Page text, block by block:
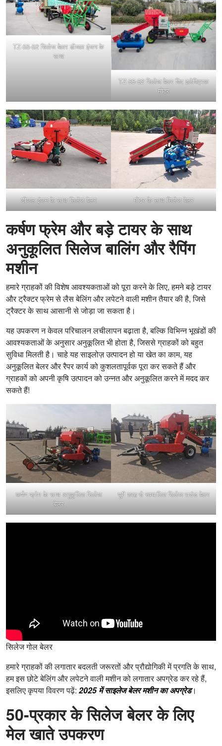
TZ-55-52 सिलेज बेलर डीजल इंजन के
साथ
TZ-55-52 सिलेज बेलर विद इलेक्ट्रिक
मोटर
डीजल इंजन के साथ सिलेज बेलर मोटर के साथ सिलेज बेलर
कर्षण फ्रेम और बड़े टायर के साथ
अनुकूलित सिलेज बालिंग और रैपिंग
मशीन
हमारे ग्राहकों की विशेष आवश्यकताओं को पूरा करने के लिए, हमने बड़े टायर
और ट्रैक्टर फ्रेम से लैस बेलिंग और लपेटने वाली मशीन तैयार की है, जिसे
ट्रैक्टर के साथ आसानी से जोड़ा जा सकता है।
यह उपकरण न केवल परिचालन लचीलापन बढ़ाता है, बल्कि विभिन्न भूखंडों की
आवश्यकताओं के अनुसार अनुकूलित भी होता है, जिससे ग्राहकों को बहुत
सुविधा मिलती है। चाहे यह साइलोज़ उत्पादन हो या खेत का काम, यह
अनुकूलित बेलर और रैपर कार्य को कुशलतापूर्वक पूरा कर सकते हैं और
ग्राहकों को अपनी कृषि उत्पादन को उन्नत और अनुकूलित करने में मदद कर
सकते हैं!
कर्षण फ्रेम के साथ अनुकूलित सिलेज
बेलर
पूरी तरह से स्वचालित सिलेज राउंड बेलर
सिलेज गोल बेलर
हमारे ग्राहकों की लगातार बदलती जरूरतों और प्रौद्योगिकी में प्रगति के साथ,
हम इस छोटे बेलिंग और लपेटने वाली मशीन को लगातार अपग्रेड कर रहे हैं,
इसलिए कृपया विवरण पढ़ें: 2025 में साइलेज बेलर मशीन का अपग्रेड।
50-प्रकार के सिलेज बेलर के लिए
मेल खाते उपकरण